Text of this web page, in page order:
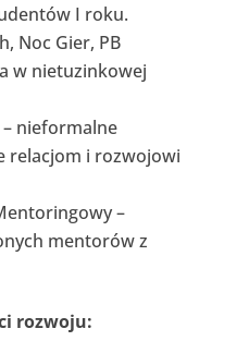
I roku.
Noc Gier, PB
w nietuzinkowej
nieformalne
relacjom i rozwojowi
–
mentorów z
rozwoju: